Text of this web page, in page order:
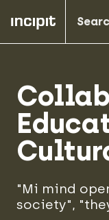
"Mi mind
society",